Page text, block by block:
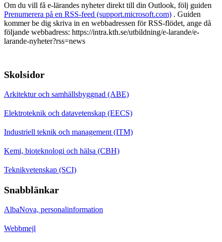
Om du vill få e-lärandes nyheter direkt till din Outlook, följ guiden
Prenumerera på en RSS-feed (support.microsoft.com) . Guiden
kommer be dig skriva in en webbadressen för RSS-flödet, ange då
följande webbadress: https://intra.kth.se/utbildning/e-larande/e-
larande-nyheter?rss=news
Skolsidor
Arkitektur och samhällsbyggnad (ABE)
Elektroteknik och datavetenskap (EECS)
Industriell teknik och management (ITM)
Kemi, bioteknologi och hälsa (CBH)
Teknikvetenskap (SCI)
Snabblänkar
AlbaNova, personalinformation
Webbmejl